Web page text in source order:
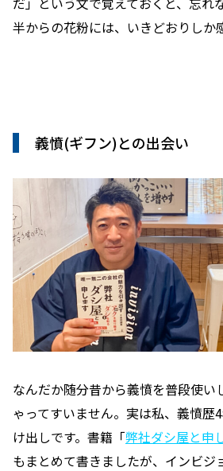
半からの花粉には、いきどおりしか
義憤(ギフン)との出会い
なんだか随分昔から義憤を普段使い
ゃってすいません。実は私、義憤歴
け出しです。書籍「弊社ダシ屋と申
もまとめて書きましたが、インビジ